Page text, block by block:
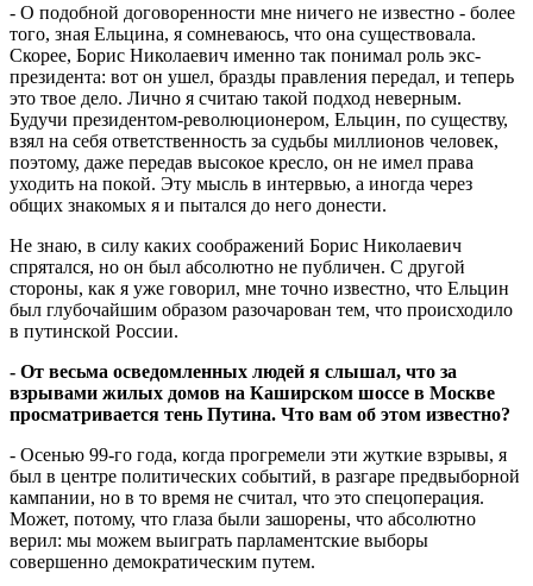
- О подобной договоренности мне ничего не известно - более
того, зная Ельцина, я сомневаюсь, что она существовала.
Скорее, Борис Николаевич именно так понимал роль экс-
президента: вот он ушел, бразды правления передал, и теперь
это твое дело. Лично я считаю такой подход неверным.
Будучи президентом-революционером, Ельцин, по существу,
взял на себя ответственность за судьбы миллионов человек,
поэтому, даже передав высокое кресло, он не имел права
уходить на покой. Эту мысль в интервью, а иногда через
общих знакомых я и пытался до него донести.
Не знаю, в силу каких соображений Борис Николаевич
спрятался, но он был абсолютно не публичен. С другой
стороны, как я уже говорил, мне точно известно, что Ельцин
был глубочайшим образом разочарован тем, что происходило
в путинской России.
- От весьма осведомленных людей я слышал, что за
взрывами жилых домов на Каширском шос­се в Москве
просматри­вается тень Путина. Что вам об этом известно?
- Осенью 99-го года, когда прогремели эти жут­кие взрывы, я
был в центре политических событий, в разгаре предвыборной
кампании, но в то время не считал, что это спецоперация.
Может, потому, что глаза были зашорены, что абсолютно
верил: мы можем выиграть парламентские выборы
совершенно демократическим путем.